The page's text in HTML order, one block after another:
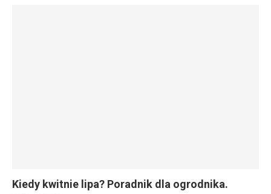
Kiedy kwitnie lipa? Poradnik dla ogrodnika.